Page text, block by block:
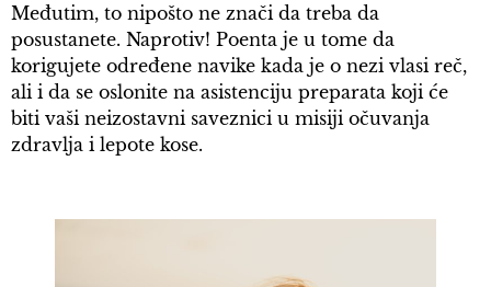
Međutim, to nipošto ne znači da treba da
posustanete. Naprotiv! Poenta je u tome da
korigujete određene navike kada je o nezi vlasi reč,
ali i da se oslonite na asistenciju preparata koji će
biti vaši neizostavni saveznici u misiji očuvanja
zdravlja i lepote kose.